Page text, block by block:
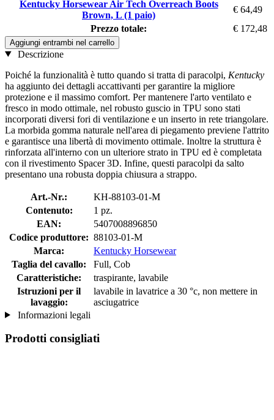
Kentucky Horsewear Air Tech Overreach Boots
Brown, L (1 paio)
€ 64,49
Prezzo totale:
€ 172,48
Aggiungi entrambi nel carrello
Descrizione
Poiché la funzionalità è tutto quando si tratta di paracolpi, Kentucky
ha aggiunto dei dettagli accattivanti per garantire la migliore
protezione e il massimo comfort. Per mantenere l'arto ventilato e
fresco in modo ottimale, nel robusto guscio in TPU sono stati
incorporati diversi fori di ventilazione e un inserto in rete triangolare.
La morbida gomma naturale nell'area di piegamento previene l'attrito
e garantisce una libertà di movimento ottimale. Inoltre la struttura è
rinforzata all'interno con un ulteriore strato in TPU ed è completata
con il rivestimento Spacer 3D. Infine, questi paracolpi da salto
presentano una robusta doppia chiusura a strappo.
Art.-Nr.:
KH-88103-01-M
Contenuto:
1 pz.
EAN:
5407008896850
Codice produttore: 88103-01-M
Marca:
Kentucky Horsewear
Taglia del cavallo:
Full, Cob
Caratteristiche:
traspirante, lavabile
Istruzioni per il
lavaggio:
lavabile in lavatrice a 30 °c, non mettere in
asciugatrice
Informazioni legali
Prodotti consigliati